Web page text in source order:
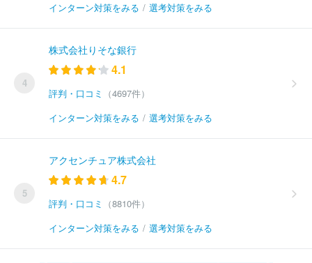
インターン対策をみる / 選考対策をみる
4
株式会社りそな銀行
4.1
評判・口コミ
（4697件）
インターン対策をみる / 選考対策をみる
5
アクセンチュア株式会社
4.7
評判・口コミ
（8810件）
インターン対策をみる / 選考対策をみる